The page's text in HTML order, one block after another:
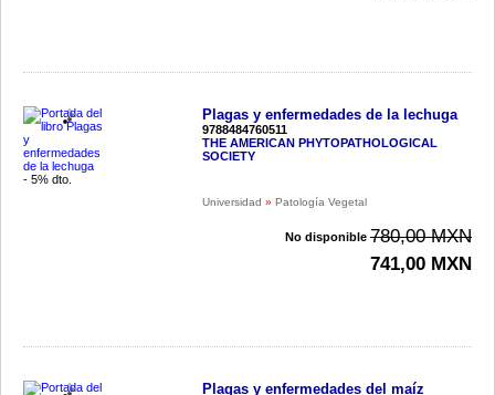
- 5% dto.
Plagas y enfermedades de la lechuga
9788484760511
THE AMERICAN PHYTOPATHOLOGICAL
SOCIETY
Universidad »Patología Vegetal
No disponible 780,00 MXN
741,00 MXN
Plagas y enfermedades del maíz